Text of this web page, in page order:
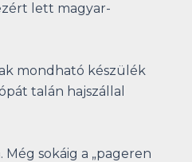
lett magyar-
mondható készülék
talán hajszállal
sokáig a „pageren